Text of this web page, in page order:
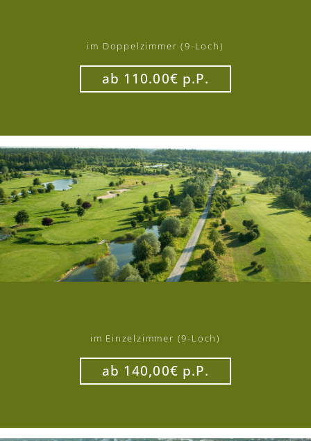
im Doppelzimmer (9-Loch)
ab 110.00€ p.P.
im Einzelzimmer (9-Loch)
ab 140,00€ p.P.